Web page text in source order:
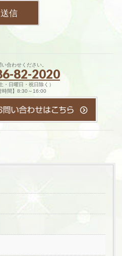
合わせください。
82-2020
日曜日・祝日除く）
時間】8:30～16:00